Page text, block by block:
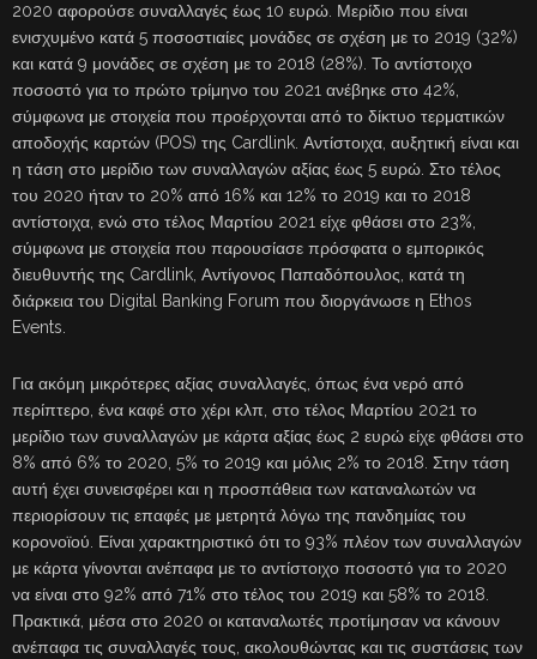
2020 αφορούσε συναλλαγές έως 10 ευρώ. Μερίδιο που είναι
ενισχυμένο κατά 5 ποσοστιαίες μονάδες σε σχέση με το 2019 (32%)
και κατά 9 μονάδες σε σχέση με το 2018 (28%). Το αντίστοιχο
ποσοστό για το πρώτο τρίμηνο του 2021 ανέβηκε στο 42%,
σύμφωνα με στοιχεία που προέρχονται από το δίκτυο τερματικών
αποδοχής καρτών (POS) της Cardlink. Αντίστοιχα, αυξητική είναι και
η τάση στο μερίδιο των συναλλαγών αξίας έως 5 ευρώ. Στο τέλος
του 2020 ήταν το 20% από 16% και 12% το 2019 και το 2018
αντίστοιχα, ενώ στο τέλος Μαρτίου 2021 είχε φθάσει στο 23%,
σύμφωνα με στοιχεία που παρουσίασε πρόσφατα ο εμπορικός
διευθυντής της Cardlink, Αντίγονος Παπαδόπουλος, κατά τη
διάρκεια του Digital Banking Forum που διοργάνωσε η Ethos
Events.
Για ακόμη μικρότερες αξίας συναλλαγές, όπως ένα νερό από
περίπτερο, ένα καφέ στο χέρι κλπ, στο τέλος Μαρτίου 2021 το
μερίδιο των συναλλαγών με κάρτα αξίας έως 2 ευρώ είχε φθάσει στο
8% από 6% το 2020, 5% το 2019 και μόλις 2% το 2018. Στην τάση
αυτή έχει συνεισφέρει και η προσπάθεια των καταναλωτών να
περιορίσουν τις επαφές με μετρητά λόγω της πανδημίας του
κορονοϊού. Είναι χαρακτηριστικό ότι το 93% πλέον των συναλλαγών
με κάρτα γίνονται ανέπαφα με το αντίστοιχο ποσοστό για το 2020
να είναι στο 92% από 71% στο τέλος του 2019 και 58% το 2018.
Πρακτικά, μέσα στο 2020 οι καταναλωτές προτίμησαν να κάνουν
ανέπαφα τις συναλλαγές τους, ακολουθώντας και τις συστάσεις των